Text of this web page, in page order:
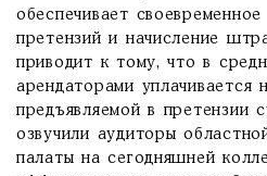
обеспечивает своевременное
претензий и начисление
приводит к тому, что в
арендаторами уплачивается
предъявляемой в претензии
озвучили аудиторы
палаты на сегодняшней